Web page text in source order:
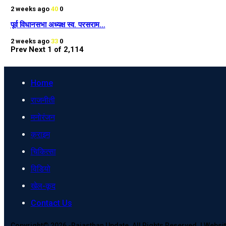
2 weeks ago 40 0
पूर्व विधानसभा अध्यक्ष स्व. परसराम…
2 weeks ago 33 0
Prev Next 1 of 2,114
Home
राजनीती
मनोरंजन
क्राइम
चिकित्सा
विडियो
खेल-कूद
Contact Us